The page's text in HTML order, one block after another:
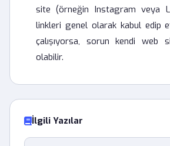
site (örneğin Instagram veya
linkleri genel olarak kabul edip
çalışıyorsa, sorun kendi web
olabilir.
İlgili Yazılar